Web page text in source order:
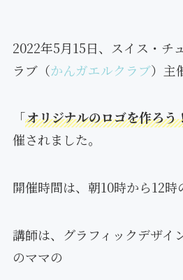
2022年5月15日、スイス・チ
ラブ（かんガエルクラブ）主
「オリジナルのロゴを作ろう
催されました。
開催時間は、朝10時から12時
講師は、グラフィックデザイ
のママの